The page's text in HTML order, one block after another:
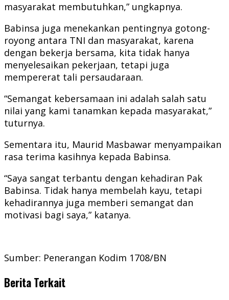
masyarakat membutuhkan,” ungkapnya.
Babinsa juga menekankan pentingnya gotong-
royong antara TNI dan masyarakat, karena
dengan bekerja bersama, kita tidak hanya
menyelesaikan pekerjaan, tetapi juga
mempererat tali persaudaraan.
“Semangat kebersamaan ini adalah salah satu
nilai yang kami tanamkan kepada masyarakat,”
tuturnya.
Sementara itu, Maurid Masbawar menyampaikan
rasa terima kasihnya kepada Babinsa.
“Saya sangat terbantu dengan kehadiran Pak
Babinsa. Tidak hanya membelah kayu, tetapi
kehadirannya juga memberi semangat dan
motivasi bagi saya,” katanya.
Sumber: Penerangan Kodim 1708/BN
Berita Terkait